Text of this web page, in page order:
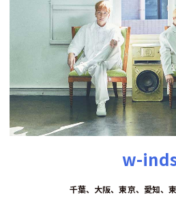
w-
千葉、大阪、東京、愛知、